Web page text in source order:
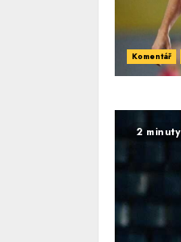
Komentář
2 minuty